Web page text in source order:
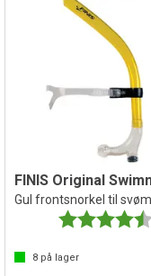
Karakter:
8 på lager